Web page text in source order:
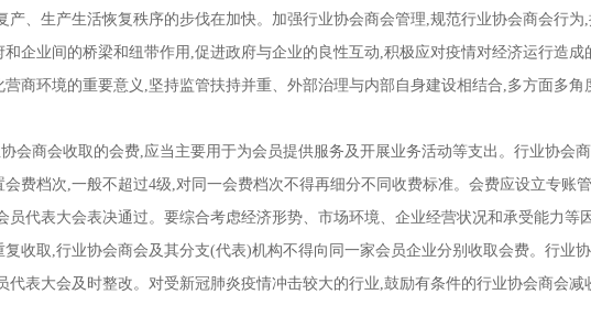
产、生产生活恢复秩序的步伐在加快。加强行业协会商会管理,规范行业协会商会行
企业间的桥梁和纽带作用,促进政府与企业的良性互动,积极应对疫情对经济运行造
商环境的重要意义,坚持监管扶持并重、外部治理与内部自身建设相结合,多方面多角
商会收取的会费,应当主要用于为会员提供服务及开展业务活动等支出。行业协会
费档次,一般不超过4级,对同一会费档次不得再细分不同收费标准。会费应设立专账
员代表大会表决通过。要综合考虑经济形势、市场环境、企业经营状况和承受能力
收取,行业协会商会及其分支(代表)机构不得向同一家会员企业分别收取会费。行业
代表大会及时整改。对受新冠肺炎疫情冲击较大的行业,鼓励有条件的行业协会商会